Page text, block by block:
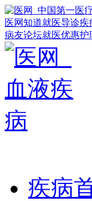
医网知道就医导诊疾
病友论坛就医优惠护
疾病